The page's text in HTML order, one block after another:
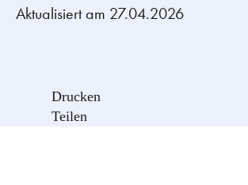
Aktualisiert am 27.04.2026
Drucken
Teilen